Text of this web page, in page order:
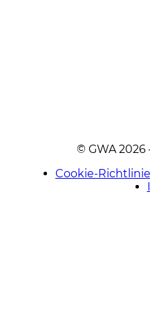
© GWA 2026
Cookie-